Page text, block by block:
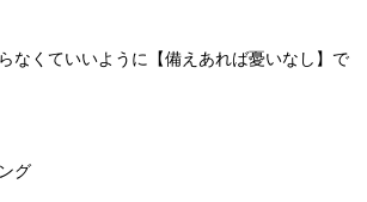
なくていいように【備えあれば憂いなし】で
グ